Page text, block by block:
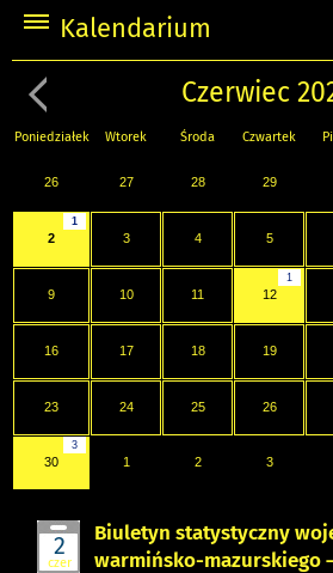
Kalendarium
Czerwiec
Poniedziałek Wtorek Środa Czwartek
26 27 28 29
1
2 3 4 5
9 10 11
1
12
16 17 18 19
23 24 25 26
3
30 1 2 3
2
czer
Biuletyn statystyczny
warmińsko-mazurskiego